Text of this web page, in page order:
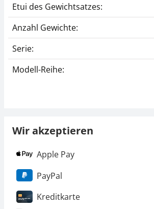
Etui des Gewichtsatzes:
Anzahl Gewichte:
Serie:
Modell-Reihe:
Wir akzeptieren
Apple Pay
PayPal
Kreditkarte